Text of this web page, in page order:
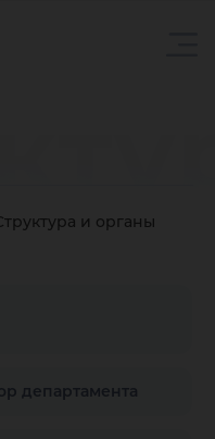
и органы
департамента